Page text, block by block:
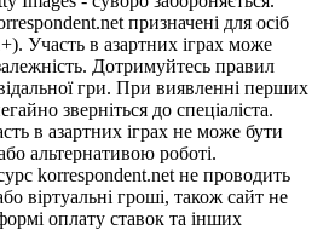
призначені для осіб
Участь в азартних іграх може
Дотримуйтесь правил
гри. При виявленні перших
зверніться до спеціаліста.
в азартних іграх не може бути
альтернативою роботі.
korrespondent.net не проводить
віртуальні гроші, також сайт не
оплату ставок та інших